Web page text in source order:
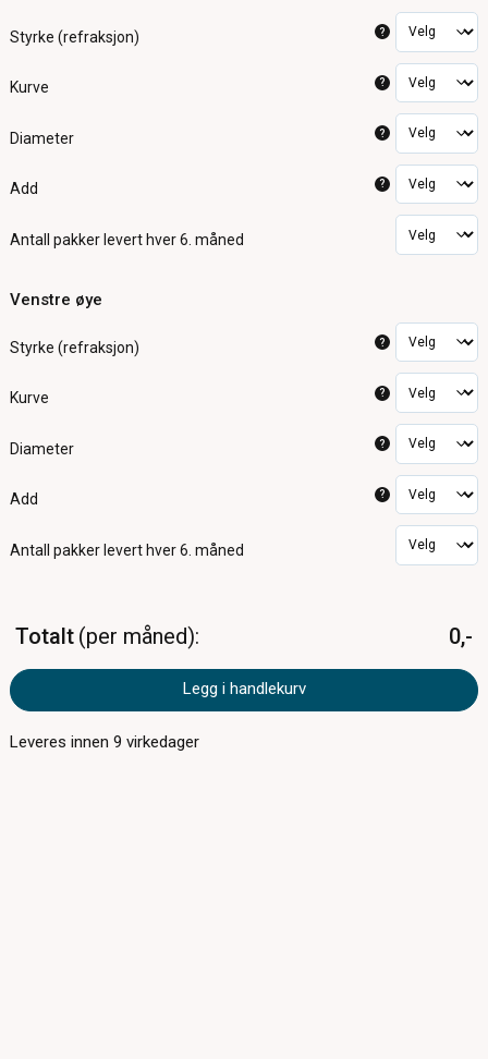
Styrke (refraksjon) ?
Kurve ?
Diameter ?
Add ?
Antall pakker levert hver 6. måned
Venstre øye
Styrke (refraksjon) ?
Kurve ?
Diameter ?
Add ?
Antall pakker levert hver 6. måned
Totalt per måned 0,-
Legg i handlekurv
Leveres innen9 virkedager